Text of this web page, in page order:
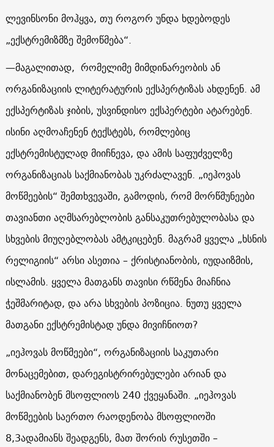
ლევინსონი მოჰყვა, თუ როგორ უნდა ხდებოდეს
„ექსტრემიზმზე შემოწმება“.
—მაგალითად, რომელიმე მიმდინარეობის ან
ორგანიზაციის ლიტერატურის ექსპერტიზას ახდენენ. ამ
ექსპერტიზას ჯიბის, უსვინდისო ექსპერტები ატარებენ.
ისინი აღმოაჩენენ ტექსტებს, რომლებიც
ექსტრემისტულად მიიჩნევა, და ამის საფუძველზე
ორგანიზაციას საქმიანობას უკრძალავენ. „იეჰოვას
მოწმეების“ შემთხვევაში, გამოდის, რომ მორწმუნეები
თავიანთი აღმსარებლობის განსაკუთრებულობასა და
სხვების მიუღებლობას ამტკიცებენ. მაგრამ ყველა „ხსნის
რელიგიის“ არსი ასეთია – ქრისტიანობის, იუდაიზმის,
ისლამის. ყველა მათგანს თავისი რწმენა მიაჩნია
ჭეშმარიტად, და არა სხვების პოზიცია. ნუთუ ყველა
მათგანი ექსტრემისტად უნდა მივიჩნიოთ?
„იეჰოვას მოწმეები“, ორგანიზაციის საკუთარი
მონაცემებით, დარეგისტრირებულები არიან და
საქმიანობენ მსოფლიოს 240 ქვეყანაში. „იეჰოვას
მოწმეების საერთო რაოდენობა მსოფლიოში
8,3ადამიანს შეადგენს, მათ შორის რუსეთში –